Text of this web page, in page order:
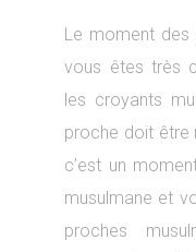
Le moment des
vous êtes très
les croyants
proche doit être
c’est un
musulmane et
proches